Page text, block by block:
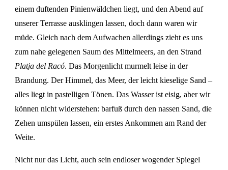
einem duftenden Pinienwäldchen liegt, und den Abend auf
unserer Terrasse ausklingen lassen, doch dann waren wir
müde. Gleich nach dem Aufwachen allerdings zieht es uns
zum nahe gelegenen Saum des Mittelmeers, an den Strand
Platja del Racó. Das Morgenlicht murmelt leise in der
Brandung. Der Himmel, das Meer, der leicht kieselige Sand –
alles liegt in pastelligen Tönen. Das Wasser ist eisig, aber wir
können nicht widerstehen: barfuß durch den nassen Sand, die
Zehen umspülen lassen, ein erstes Ankommen am Rand der
Weite.
Nicht nur das Licht, auch sein endloser wogender Spiegel